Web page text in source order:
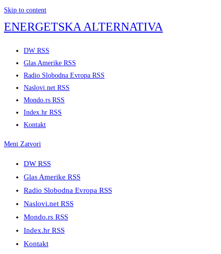
Skip to content
ENERGETSKA ALTERNATIVA
DW RSS
Glas Amerike RSS
Radio Slobodna Evropa RSS
Naslovi.net RSS
Mondo.rs RSS
Index.hr RSS
Kontakt
Meni Zatvori
DW RSS
Glas Amerike RSS
Radio Slobodna Evropa RSS
Naslovi.net RSS
Mondo.rs RSS
Index.hr RSS
Kontakt